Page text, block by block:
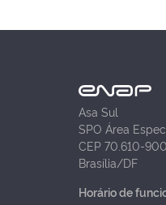
Asa Sul
SPO Área
CEP 70.610-900
Brasília/DF
Horário de